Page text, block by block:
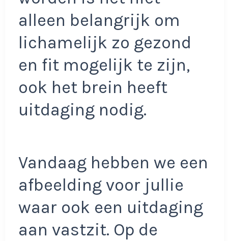
alleen belangrijk om
lichamelijk zo gezond
en fit mogelijk te zijn,
ook het brein heeft
uitdaging nodig.
Vandaag hebben we een
afbeelding voor jullie
waar ook een uitdaging
aan vastzit. Op de